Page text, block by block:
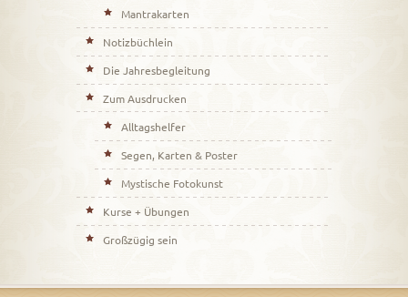
Mantrakarten
Notizbüchlein
Die Jahresbegleitung
Zum Ausdrucken
Alltagshelfer
Segen, Karten & Poster
Mystische Fotokunst
Kurse + Übungen
Großzügig sein